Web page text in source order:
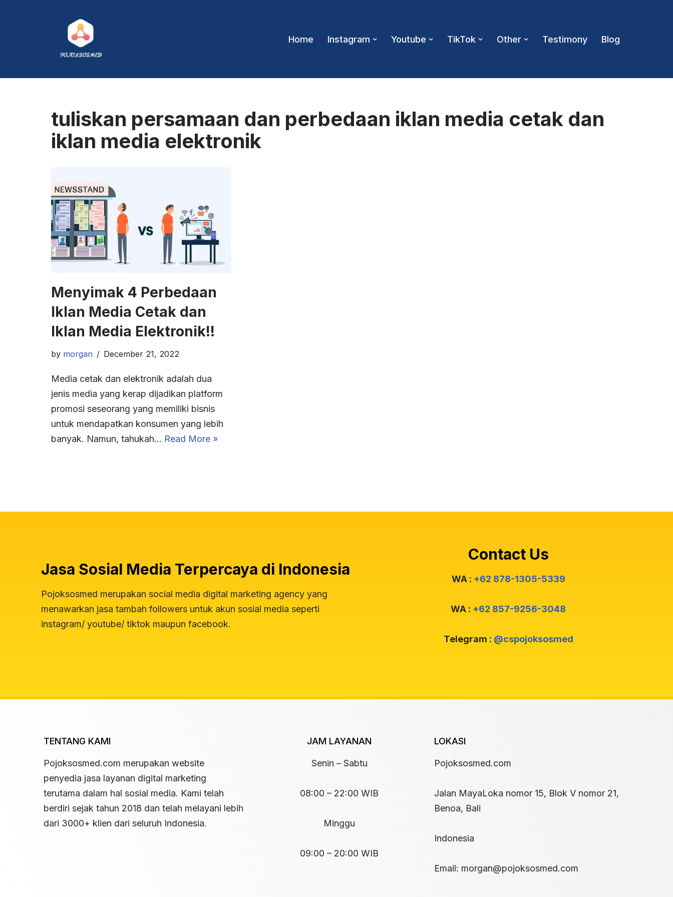
Home Instagram Youtube TikTok Other Testimony Blog
tuliskan persamaan dan perbedaan iklan media cetak dan
iklan media elektronik
Menyimak 4 Perbedaan
Iklan Media Cetak dan
Iklan Media Elektronik!!
by morgan December 21, 2022
Media cetak dan elektronik adalah dua
jenis media yang kerap dijadikan platform
promosi seseorang yang memiliki bisnis
untuk mendapatkan konsumen yang lebih
banyak. Namun, tahukah… Read More »
Jasa Sosial Media Terpercaya di Indonesia
Pojoksosmed merupakan social media digital marketing agency yang
menawarkan jasa tambah followers untuk akun sosial media seperti
instagram/ youtube/ tiktok maupun facebook.
Contact Us
WA : +62 878-1305-5339
WA : +62 857-9256-3048
Telegram : @cspojoksosmed
TENTANG KAMI
Pojoksosmed.com merupakan website
penyedia jasa layanan digital marketing
terutama dalam hal sosial media. Kami telah
berdiri sejak tahun 2018 dan telah melayani lebih
dari 3000+ klien dari seluruh Indonesia.
JAM LAYANAN
Senin – Sabtu
08:00 – 22:00 WIB
Minggu
09:00 – 20:00 WIB
LOKASI
Pojoksosmed.com
Jalan MayaLoka nomor 15, Blok V nomor 21,
Benoa, Bali
Indonesia
Email: morgan@pojoksosmed.com